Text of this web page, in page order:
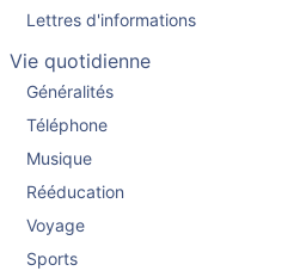
Lettres d'informations
Vie quotidienne
Généralités
Téléphone
Musique
Rééducation
Voyage
Sports